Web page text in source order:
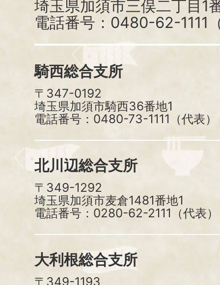
埼玉県加須市三俣二丁目1
電話番号：0480-62-1111
騎西総合支所
〒347-0192
埼玉県加須市騎西36番地1
電話番号：0480-73-1111（代表）
北川辺総合支所
〒349-1292
埼玉県加須市麦倉1481番地1
電話番号：0280-62-2111（代表）
大利根総合支所
〒349-1193